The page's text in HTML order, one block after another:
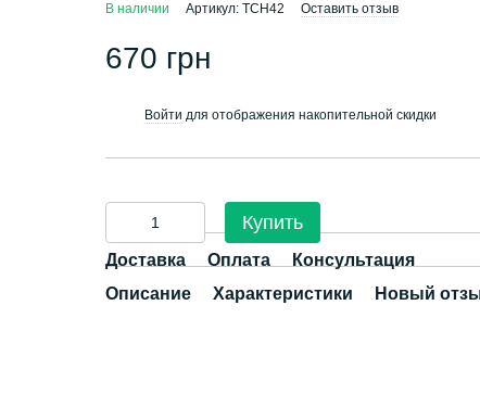
В наличии Артикул: TCH42 Оставить отзыв
670 грн
Войти для отображения накопительной скидки
Купить
Доставка Оплата
Консультация
Описание
Характеристики Новый